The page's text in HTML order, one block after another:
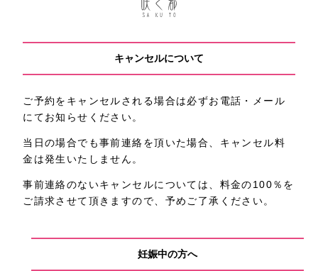
キャンセルについて
ご予約をキャンセルされる場合は必ずお電話・メール
にてお知らせください。
当日の場合でも事前連絡を頂いた場合、キャンセル料
金は発生いたしません。
事前連絡のないキャンセルについては、料金の100％を
ご請求させて頂きますので、予めご了承ください。
妊娠中の方へ